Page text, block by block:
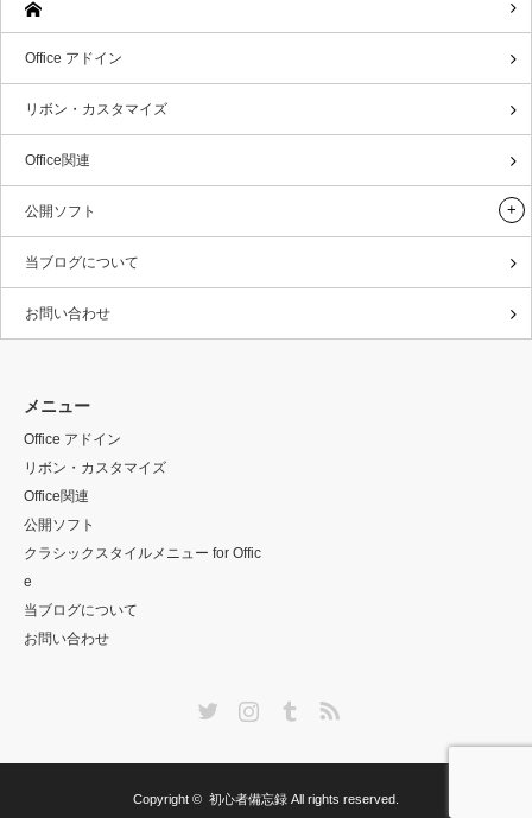
Office アドイン
リボン・カスタマイズ
Office関連
公開ソフト
当ブログについて
お問い合わせ
メニュー
Office アドイン
リボン・カスタマイズ
Office関連
公開ソフト
クラシックスタイルメニュー for Offic
e
当ブログについて
お問い合わせ
Copyright © 初心者備忘録 All rights reserved.